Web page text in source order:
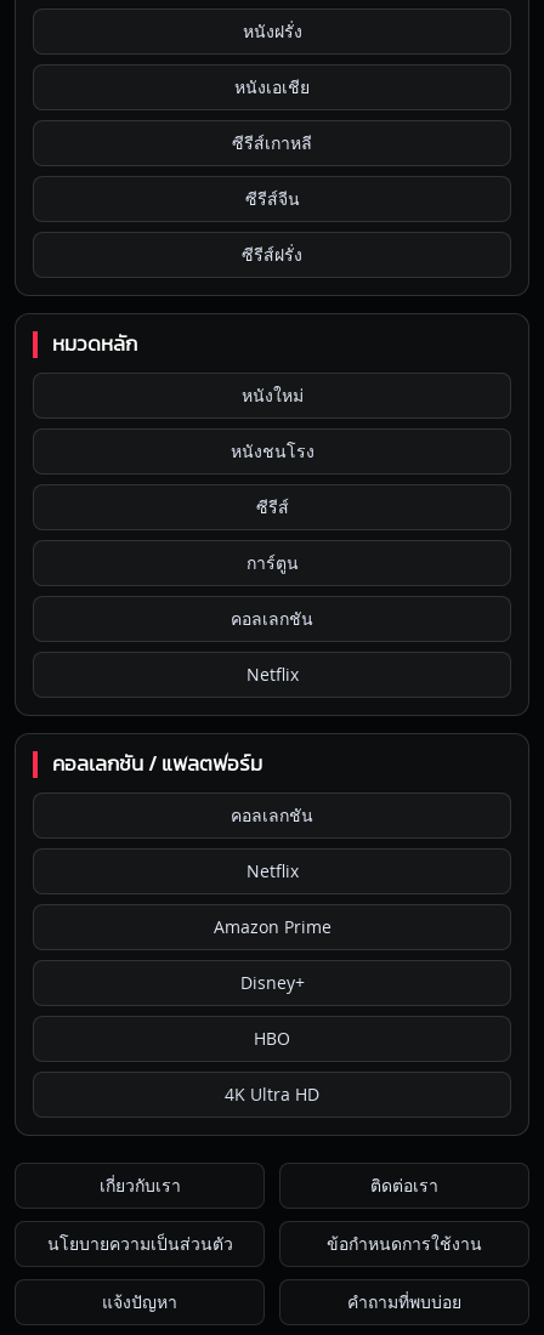
หนังฝรั่ง
หนังเอเชีย
ซีรีส์เกาหลี
ซีรีส์จีน
ซีรีส์ฝรั่ง
หมวดหลัก
หนังใหม่
หนังชนโรง
ซีรีส์
การ์ตูน
คอลเลกชัน
Netflix
คอลเลกชัน / แพลตฟอร์ม
คอลเลกชัน
Netflix
Amazon Prime
Disney+
HBO
4K Ultra HD
เกี่ยวกับเรา ติดต่อเรา
นโยบายความเป็นส่วนตัว ข้อกำหนดการใช้งาน
แจ้งปัญหา คำถามที่พบบ่อย